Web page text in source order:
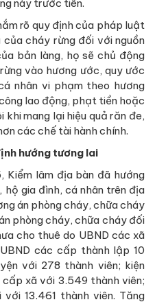
này trước tiên.
rõ quy định của pháp luật
cháy rừng đối với nguồn
bản làng, họ sẽ chủ động
vào hương ước, quy ước
nhân vi phạm theo hương
lao động, phạt tiền hoặc
mang lại hiệu quả răn đe,
các chế tài hành chính.
hướng tương lai
Kiểm lâm địa bàn đã hướng
gia đình, cá nhân trên địa
án phòng cháy, chữa cháy
phòng cháy, chữa cháy đối
cho thuê do UBND các xã
các cấp thành lập 10
với 278 thành viên; kiện
cấp xã với 3.549 thành viên;
13.461 thành viên. Tăng